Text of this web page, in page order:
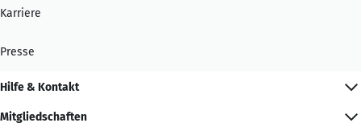
Karriere
Presse
Hilfe & Kontakt
Mitgliedschaften